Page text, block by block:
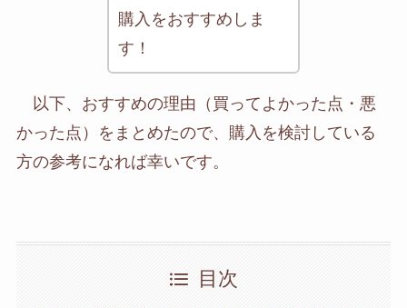
購入をおすすめしま
す！
以下、おすすめの理由（買ってよかった点・悪
かった点）をまとめたので、購入を検討している
方の参考になれば幸いです。
目次